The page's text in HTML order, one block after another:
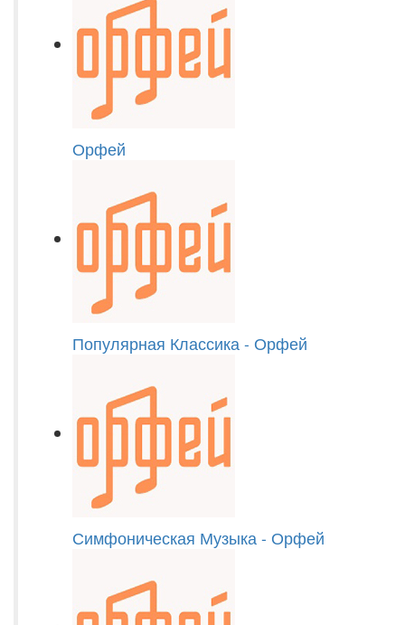
Орфей
Популярная Классика - Орфей
Симфоническая Музыка - Орфей